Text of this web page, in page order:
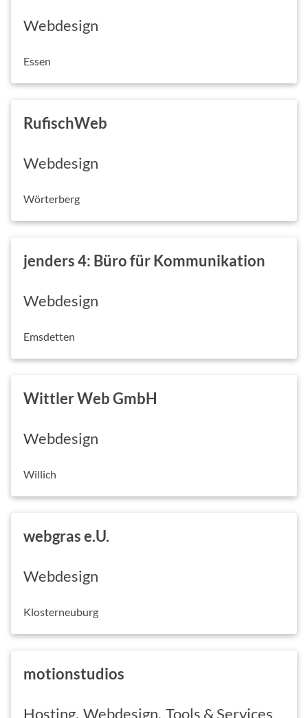
Webdesign
Essen
RufischWeb
Webdesign
Wörterberg
jenders 4: Büro für Kommunikation
Webdesign
Emsdetten
Wittler Web GmbH
Webdesign
Willich
webgras e.U.
Webdesign
Klosterneuburg
motionstudios
Hosting Webdesign Tools & Services